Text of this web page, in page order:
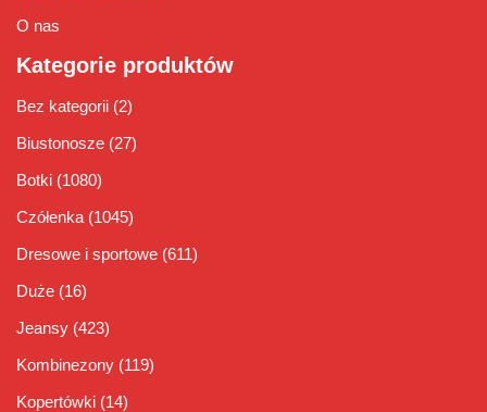
O nas
Kategorie produktów
Bez kategorii (2)
Biustonosze (27)
Botki (1080)
Czółenka (1045)
Dresowe i sportowe (611)
Duże (16)
Jeansy (423)
Kombinezony (119)
Kopertówki (14)